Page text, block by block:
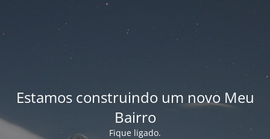
Estamos construindo um novo Meu
Bairro
Fique ligado.